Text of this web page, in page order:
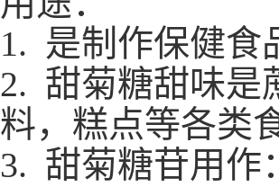
1. 是制作保健食
2. 甜菊糖甜味是
料，糕点等各类
3. 甜菊糖苷用作